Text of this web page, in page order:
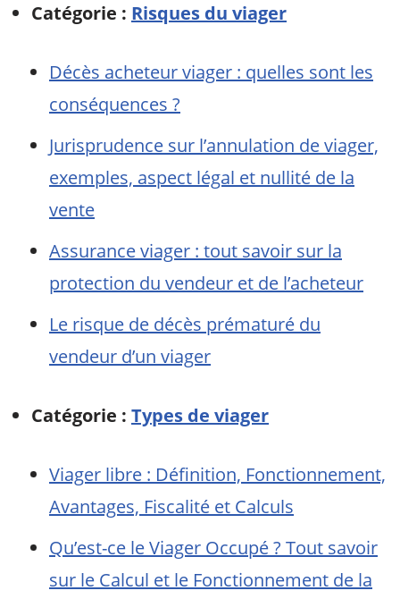
Catégorie : Risques du viager
Décès acheteur viager : quelles sont les
conséquences ?
Jurisprudence sur l’annulation de viager,
exemples, aspect légal et nullité de la
vente
Assurance viager : tout savoir sur la
protection du vendeur et de l’acheteur
Le risque de décès prématuré du
vendeur d’un viager
Catégorie : Types de viager
Viager libre : Définition, Fonctionnement,
Avantages, Fiscalité et Calculs
Qu’est-ce le Viager Occupé ? Tout savoir
sur le Calcul et le Fonctionnement de la